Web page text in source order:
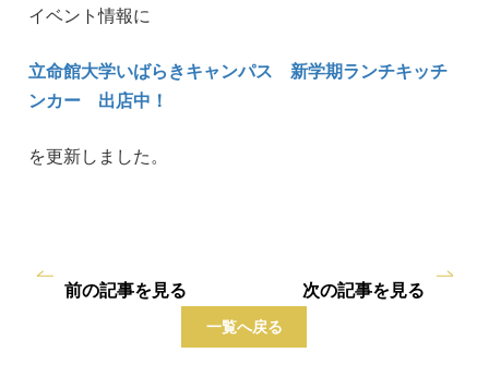
イベント情報に
立命館大学いばらきキャンパス 新学期ランチキッチ
ンカー 出店中！
を更新しました。
前の記事を見る
一覧へ戻る
次の記事を見る